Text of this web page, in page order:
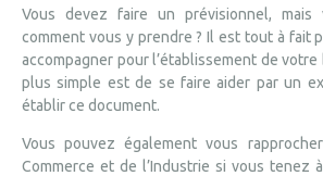
Vous devez faire un prévisionnel, mais
comment vous y prendre ? Il est tout à fait
accompagner pour l’établissement de
plus simple est de se faire aider par un
établir ce document.
Vous pouvez également vous
Commerce et de l’Industrie si vous tenez